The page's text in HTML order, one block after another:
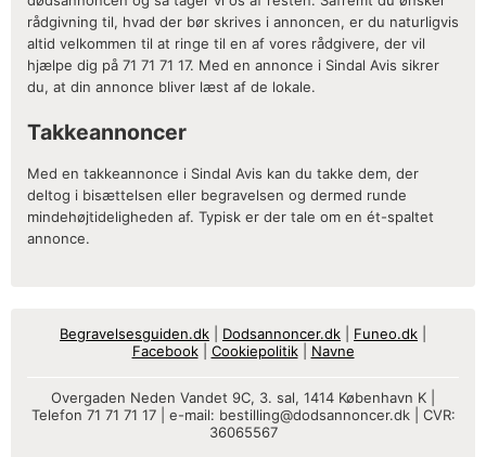
rådgivning til, hvad der bør skrives i annoncen, er du naturligvis
altid velkommen til at ringe til en af vores rådgivere, der vil
hjælpe dig på 71 71 71 17. Med en annonce i Sindal Avis sikrer
du, at din annonce bliver læst af de lokale.
Takkeannoncer
Med en takkeannonce i Sindal Avis kan du takke dem, der
deltog i bisættelsen eller begravelsen og dermed runde
mindehøjtideligheden af. Typisk er der tale om en ét-spaltet
annonce.
Begravelsesguiden.dk Dodsannoncer.dk Funeo.dk
Facebook| Cookiepolitik| Navne
Overgaden Neden Vandet 9C, 3. sal, 1414 København K |
Telefon 71 71 71 17 | e-mail: bestilling@dodsannoncer.dk| CVR:
36065567